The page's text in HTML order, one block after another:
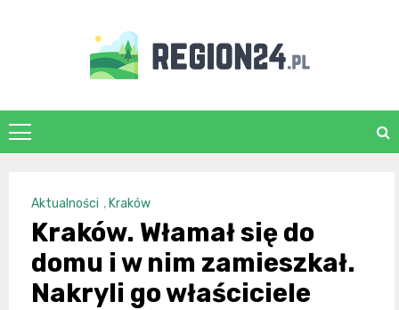
region24.pl
Aktualności ,Kraków
Kraków. Włamał się do
domu i w nim zamieszkał.
Nakryli go właściciele